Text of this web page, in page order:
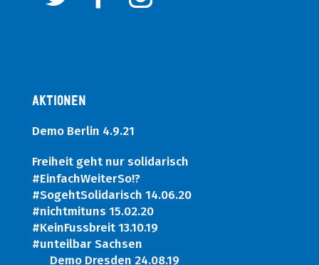
Aktionen
Demo Berlin 4.9.21
Freiheit geht nur solidarisch
#EinfachWeiterSo!?
#SogehtSolidarisch 14.06.20
#nichtmituns 15.02.20
#KeinFussbreit 13.10.19
#unteilbar Sachsen
Demo Dresden 24.08.19